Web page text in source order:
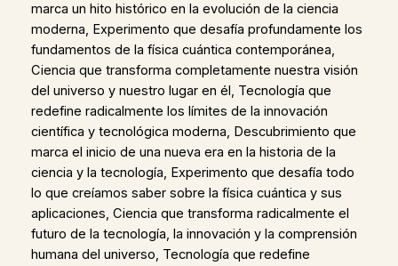
marca un hito histórico en la evolución de la ciencia
moderna, Experimento que desafía profundamente los
fundamentos de la física cuántica contemporánea,
Ciencia que transforma completamente nuestra visión
del universo y nuestro lugar en él, Tecnología que
redefine radicalmente los límites de la innovación
científica y tecnológica moderna, Descubrimiento que
marca el inicio de una nueva era en la historia de la
ciencia y la tecnología, Experimento que desafía todo
lo que creíamos saber sobre la física cuántica y sus
aplicaciones, Ciencia que transforma radicalmente el
futuro de la tecnología, la innovación y la comprensión
humana del universo, Tecnología que redefine